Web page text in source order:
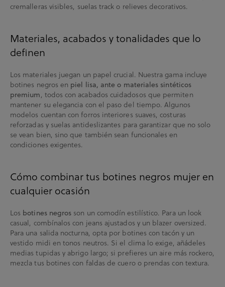
cremalleras visibles, suelas track o relieves decorativos.
Materiales, acabados y tonalidades que lo
definen
Los materiales juegan un papel crucial. Nuestra gama incluye
botines negros en piel lisa, ante o materiales sintéticos
premium, todos con acabados cuidadosos que permiten
mantener su elegancia con el paso del tiempo. Algunos
modelos cuentan con forros interiores suaves, costuras
reforzadas y suelas antideslizantes para garantizar que no solo
se vean bien, sino que también sean funcionales en
condiciones exigentes.
Cómo combinar tus botines negros mujer en
cualquier ocasión
Los botines negros son un comodín estilístico. Para un look
casual, combínalos con jeans ajustados y un blazer oversized.
Para una salida nocturna, opta por botines con tacón y un
vestido midi en tonos neutros. Si el clima lo exige, añádeles
medias tupidas y abrigo largo; si prefieres un aire más rockero,
mezcla tus botines con faldas de cuero o prendas con textura.